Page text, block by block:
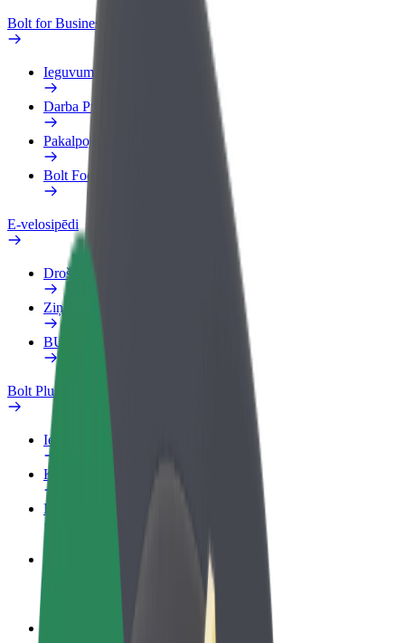
Bolt for Business
Ieguvumi
Darba Profils
Pakalpojumi
Bolt Food uzņēmumiem
E-velosipēdi
Drošības laboratorija
Ziņot
BUJ
Bolt Plus
Ieguvumi
Kā pievienoties
BUJ